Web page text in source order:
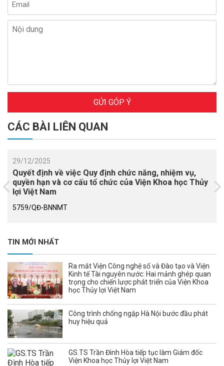
GỬI GÓP Ý
CÁC BÀI LIÊN QUAN
29/12/2025
Quyết định về việc Quy định chức năng, nhiệm vụ,
quyền hạn và cơ cấu tổ chức của Viện Khoa học Thủy
lợi Việt Nam
5759/QĐ-BNNMT
TIN MỚI NHẤT
Ra mắt Viện Công nghệ số và Đào tạo và Viện
Kinh tế Tài nguyên nước: Hai mảnh ghép quan
trọng cho chiến lược phát triển của Viện Khoa
học Thủy lợi Việt Nam
Công trình chống ngập Hà Nội bước đầu phát
huy hiệu quả
GS.TS Trần Đình Hòa tiếp tục làm Giám đốc
Viện Khoa học Thủy lợi Việt Nam